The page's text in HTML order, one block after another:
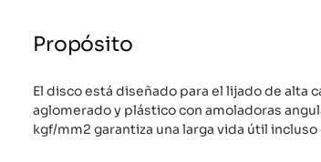
Propósito
El disco está diseñado para el lijado de alta
aglomerado y plástico con amoladoras
kgf/mm2 garantiza una larga vida útil